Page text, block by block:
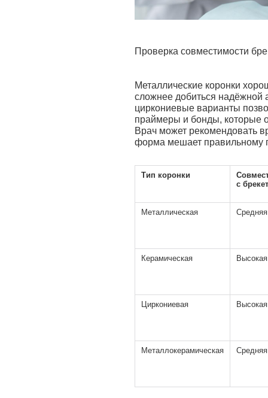
Проверка совместимости
Металлические коронки
сложнее добиться надёжной
циркониевые варианты
праймеры и бонды, которые
Врач может рекомендовать
форма мешает правильному
Тип коронки
с
Металлическая Средняя
Керамическая Высокая
Циркониевая Высокая
Металлокерамическая Средняя